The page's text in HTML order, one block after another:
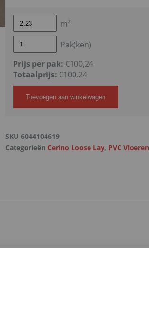
m²
Pak(ken)
Prijs per pak: €100,24
Totaalprijs: €100,24
Toevoegen aan winkelwagen
SKU 6044104619
Categorieën Cerino Loose Lay, PVC Vloeren